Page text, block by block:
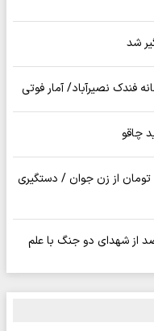
شد
فندک نصیرآباد/ آمار فوتی
به ارزش ۲ میلیارد تومان از زن جوان / دستگیری
شهدای جنگ اعلام شد/ ۴۰ درصد از شهدای دو جنگ با علم